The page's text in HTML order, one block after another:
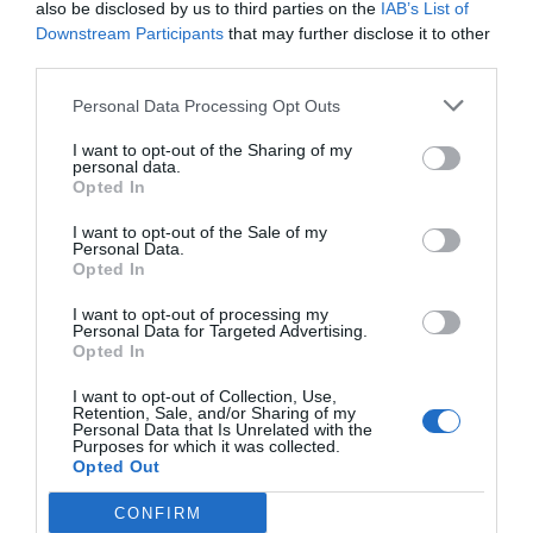
also be disclosed by us to third parties on the IAB’s List of
Downstream Participants that may further disclose it to other
Personal Data Processing Opt Outs
I want to opt-out of the Sharing of my
personal data.
Opted In
I want to opt-out of the Sale of my
Personal Data.
Opted In
I want to opt-out of processing my
Personal Data for Targeted Advertising.
Opted In
I want to opt-out of Collection, Use,
Retention, Sale, and/or Sharing of my
Personal Data that Is Unrelated with the
Purposes for which it was collected.
Opted Out
CONFIRM
RELACIONADES
Neix Abacus Futur,
el nou projecte(Abacus): "És